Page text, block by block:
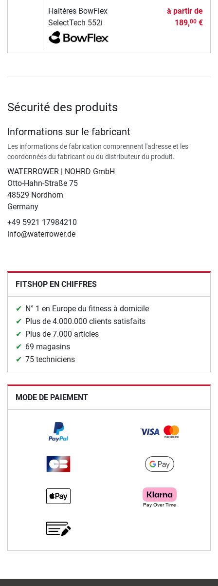
Haltères BowFlex
SelectTech 552i
à partir de
189,00€
Sécurité des produits
Informations sur le fabricant
Les informations de fabrication comprennent l'adresse et les
coordonnées du fabricant ou du distributeur du produit.
WATERROWER | NOHRD GmbH
Otto-Hahn-Straße 75
48529 Nordhorn
Germany
+49 5921 17984210
info@waterrower.de
FITSHOP EN CHIFFRES
N° 1 en Europe du fitness à domicile
Plus de 4.000.000 clients satisfaits
Plus de 7.000 articles
69 magasins
75 techniciens
MODE DE PAIEMENT